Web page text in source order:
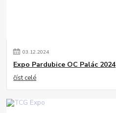
03.12.2024
Expo Pardubice OC Palác 2024
číst celé